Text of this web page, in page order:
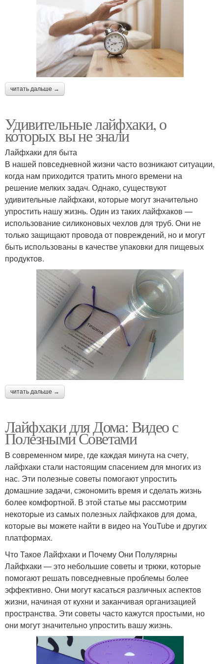
читать дальше →
Удивительные лайфхаки, о
которых вы не знали
Лайфхаки для быта
В нашей повседневной жизни часто возникают ситуации,
когда нам приходится тратить много времени на
решение мелких задач. Однако, существуют
удивительные лайфхаки, которые могут значительно
упростить нашу жизнь. Один из таких лайфхаков —
использование силиконовых чехлов для труб. Они не
только защищают провода от повреждений, но и могут
быть использованы в качестве упаковки для пищевых
продуктов.
читать дальше →
Лайфхаки для Дома: Видео с
Полезными Советами
В современном мире, где каждая минута на счету,
лайфхаки стали настоящим спасением для многих из
нас. Эти полезные советы помогают упростить
домашние задачи, сэкономить время и сделать жизнь
более комфортной. В этой статье мы рассмотрим
некоторые из самых полезных лайфхаков для дома,
которые вы можете найти в видео на YouTube и других
платформах.
Что Такое Лайфхаки и Почему Они Полулярны
Лайфхаки — это небольшие советы и трюки, которые
помогают решать повседневные проблемы более
эффективно. Они могут касаться различных аспектов
жизни, начиная от кухни и заканчивая организацией
пространства. Эти советы часто кажутся простыми, но
они могут значительно упростить вашу жизнь.